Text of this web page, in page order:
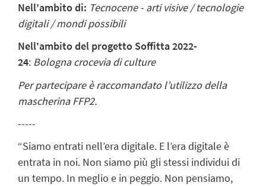
Nell'ambito di: Tecnocene - arti visive / tecnologie
digitali / mondi possibili
Nell'ambito del progetto Soffitta 2022-
24: Bologna crocevia di culture
Per partecipare è raccomandato l’utilizzo della
mascherina FFP2.
-----
“Siamo entrati nell’era digitale. E l’era digitale è
entrata in noi. Non siamo più gli stessi individui di
un tempo. In meglio e in peggio. Non pensiamo,